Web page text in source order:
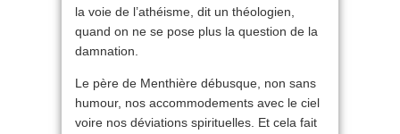
la voie de l’athéisme, dit un théologien,
quand on ne se pose plus la question de la
damnation.
Le père de Menthière débusque, non sans
humour, nos accommodements avec le ciel
voire nos déviations spirituelles. Et cela fait